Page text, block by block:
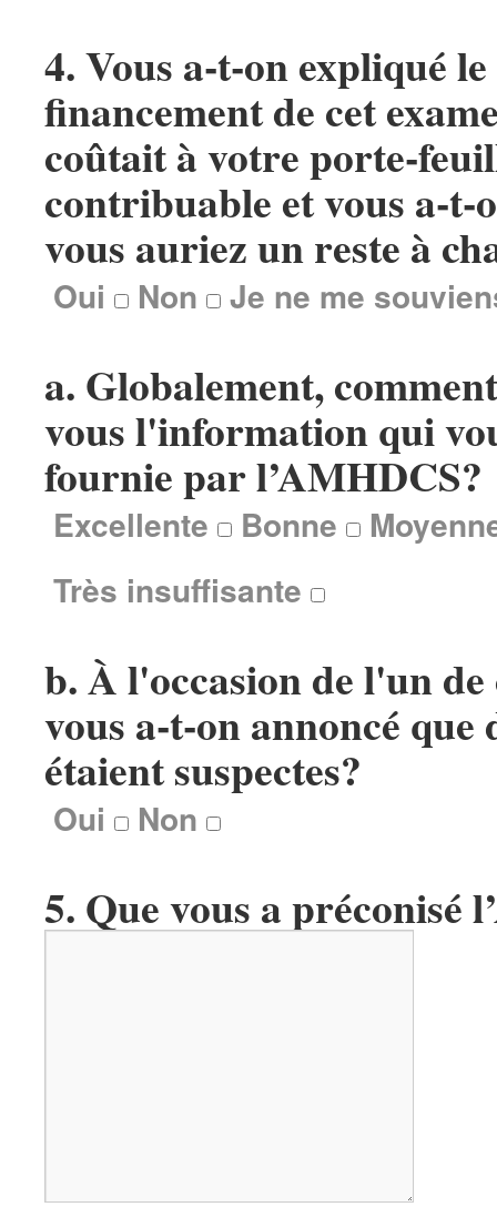
4.Vous a-t-on expliqué
financement de cet
coûtait à votre porte-
contribuable et vous a-t-
vous auriez un reste à
Oui Non Je ne me
a. Globalement,
vous l'information qui
fournie par l’AMHDCS?
Excellente Bonne
Très insuffisante
b.À l'occasion de l'un de
vous a-t-on annoncé que
étaient suspectes?
Oui Non
5. Que vous a préconisé